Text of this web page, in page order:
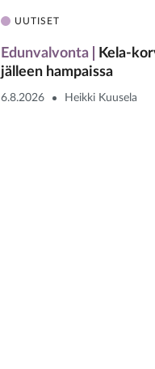
UUTISET
Edunvalvonta
Kela-
jälleen hampaissa
6.8.2026 Heikki Kuusela